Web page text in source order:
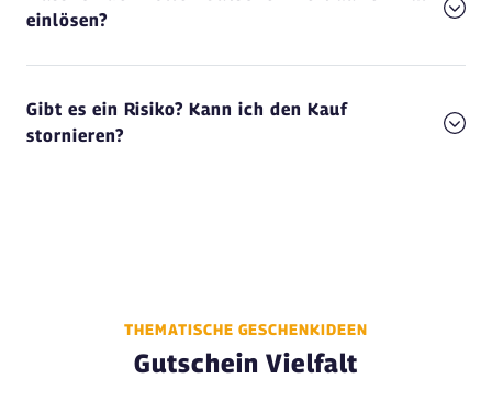
einlösen?
Gibt es ein Risiko? Kann ich den Kauf
stornieren?
THEMATISCHE GESCHENKIDEEN
Gutschein Vielfalt